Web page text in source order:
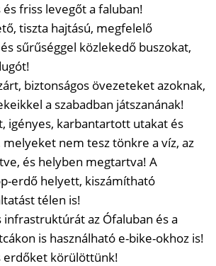
és friss levegőt a faluban!
tiszta hajtású, megfelelő
sűrűséggel közlekedő buszokat,
biztonságos övezeteket azoknak,
a szabadban játszanának!
igényes, karbantartott utakat és
nem tesz tönkre a víz, az
és helyben megtartva! A
erdő helyett, kiszámítható
télen is!
infrastruktúrát az Ófaluban és a
is használható e-bike-okhoz is!
erdőket körülöttünk!